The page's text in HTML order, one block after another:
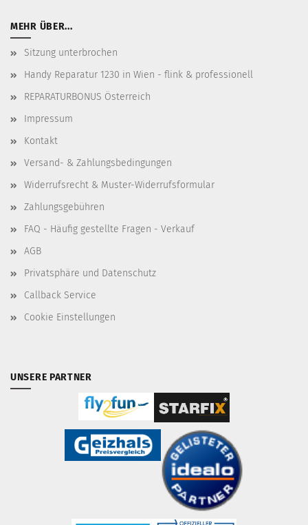
MEHR ÜBER...
Sitzung unterbrochen
Handy Reparatur 1230 in Wien - flink & professionell
REPARATURBONUS Österreich
Impressum
Kontakt
Versand- & Zahlungsbedingungen
Widerrufsrecht & Muster-Widerrufsformular
Zahlungsgebühren
FAQ - Häufig gestellte Fragen - Verkauf
AGB
Privatsphäre und Datenschutz
Callback Service
Cookie Einstellungen
UNSERE PARTNER